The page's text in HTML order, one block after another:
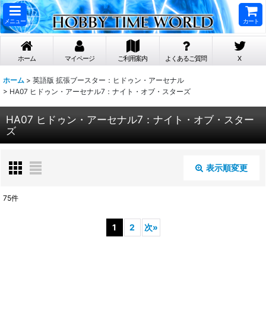
メニュー カート
ホーム マイページ ご利用案内 よくあるご質問 X
ホーム > 英語版 拡張ブースター：ヒドゥン・アーセナル
> HA07 ヒドゥン・アーセナル7：ナイト・オブ・スターズ
HA07 ヒドゥン・アーセナル7：ナイト・オブ・スター
ズ
表示順変更
75件
1 2 次»